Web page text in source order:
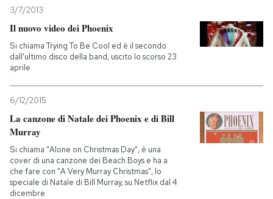
CALENDARIO
AREA PERSONALE
3/7/2013
Il nuovo video dei Phoenix
Si chiama Trying To Be Cool ed è il secondo
dall'ultimo disco della band, uscito lo scorso 23
aprile
6/12/2015
La canzone di Natale dei Phoenix e di Bill
Murray
Si chiama "Alone on Christmas Day", è una
cover di una canzone dei Beach Boys e ha a
che fare con "A Very Murray Christmas", lo
speciale di Natale di Bill Murray, su Netflix dal 4
dicembre